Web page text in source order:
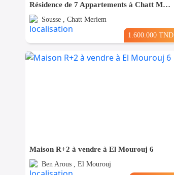
Résidence de 7 Appartements à Chatt Mariem prés de la Mer
Sousse , Chatt Meriem
1.600.000 TND
Maison R+2 à vendre à El Mourouj 6
Ben Arous , El Mourouj